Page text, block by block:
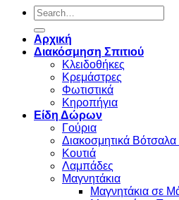
Search
for:
Αρχική
Διακόσμηση Σπιτιού
Κλειδοθήκες
Κρεμάστρες
Φωτιστικά
Κηροπήγια
Είδη Δώρων
Γούρια
Διακοσμητικά
Κουτιά
Λαμπάδες
Μαγνητάκια
Μαγνητάκια σε